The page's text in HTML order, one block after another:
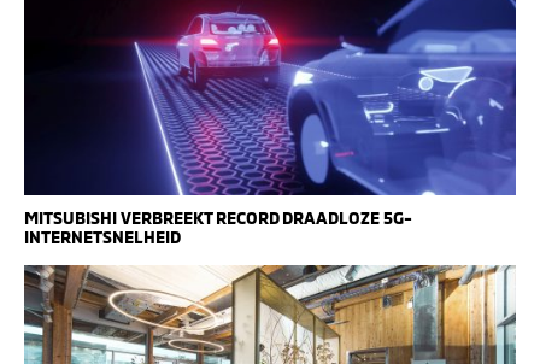
MITSUBISHI VERBREEKT RECORD DRAADLOZE 5G-
INTERNETSNELHEID